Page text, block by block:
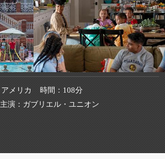
アメリカ 時間
108分
主演 ガブリエル・ユニオン